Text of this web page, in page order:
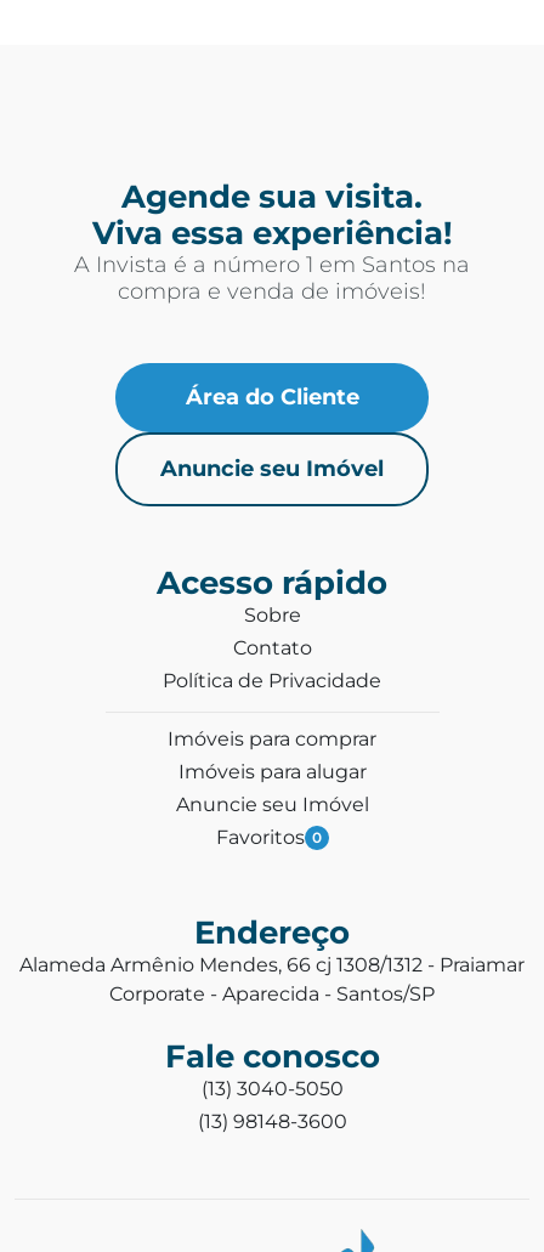
Agende sua visita.
Viva essa experiência!
A Invista é a número 1 em Santos na
compra e venda de imóveis!
Área do Cliente
Anuncie seu Imóvel
Acesso rápido
Sobre
Contato
Política de Privacidade
Imóveis para comprar
Imóveis para alugar
Anuncie seu Imóvel
Favoritos 0
Endereço
Alameda Armênio Mendes, 66 cj 1308/1312 - Praiamar
Corporate - Aparecida - Santos/SP
Fale conosco
(13) 3040-5050
(13) 98148-3600